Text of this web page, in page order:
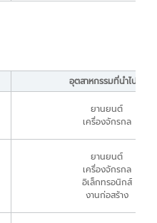
อุตสาหกรรมที่นำไปใช้
ยานยนต์
เครื่องจักรกล
ยานยนต์
เครื่องจักรกล
อิเล็กทรอนิกส์
งานก่อสร้าง